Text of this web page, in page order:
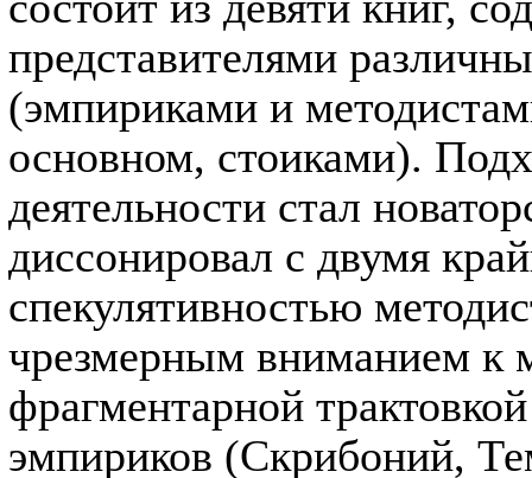
представителями
(эмпириками и
основном, стоиками).
деятельности стал
диссонировал с двумя
спекулятивностью
чрезмерным вниманием к
фрагментарной
эмпириков (Скрибоний,